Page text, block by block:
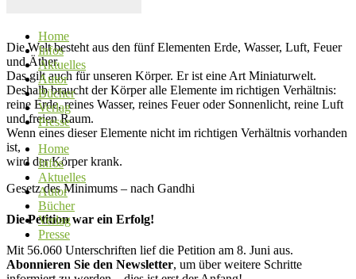
Home
Infos
Aktuelles
Autor
Bücher
Verlag
Presse
Home
Infos
Aktuelles
Autor
Bücher
Verlag
Presse
Die Welt besteht aus den fünf Elementen Erde, Wasser, Luft, Feuer
und Äther.
Das gilt auch für unseren Körper. Er ist eine Art Miniaturwelt.
Deshalb braucht der Körper alle Elemente im richtigen Verhältnis:
reine Erde, reines Wasser, reines Feuer oder Sonnenlicht, reine Luft
und freien Raum.
Wenn eines dieser Elemente nicht im richtigen Verhältnis vorhanden
ist,
wird der Körper krank.
Gesetz des Minimums – nach Gandhi
Die Petition war ein Erfolg!
Mit 56.060 Unterschriften lief die Petition am 8. Juni aus.
Abonnieren Sie den Newsletter, um über weitere Schritte